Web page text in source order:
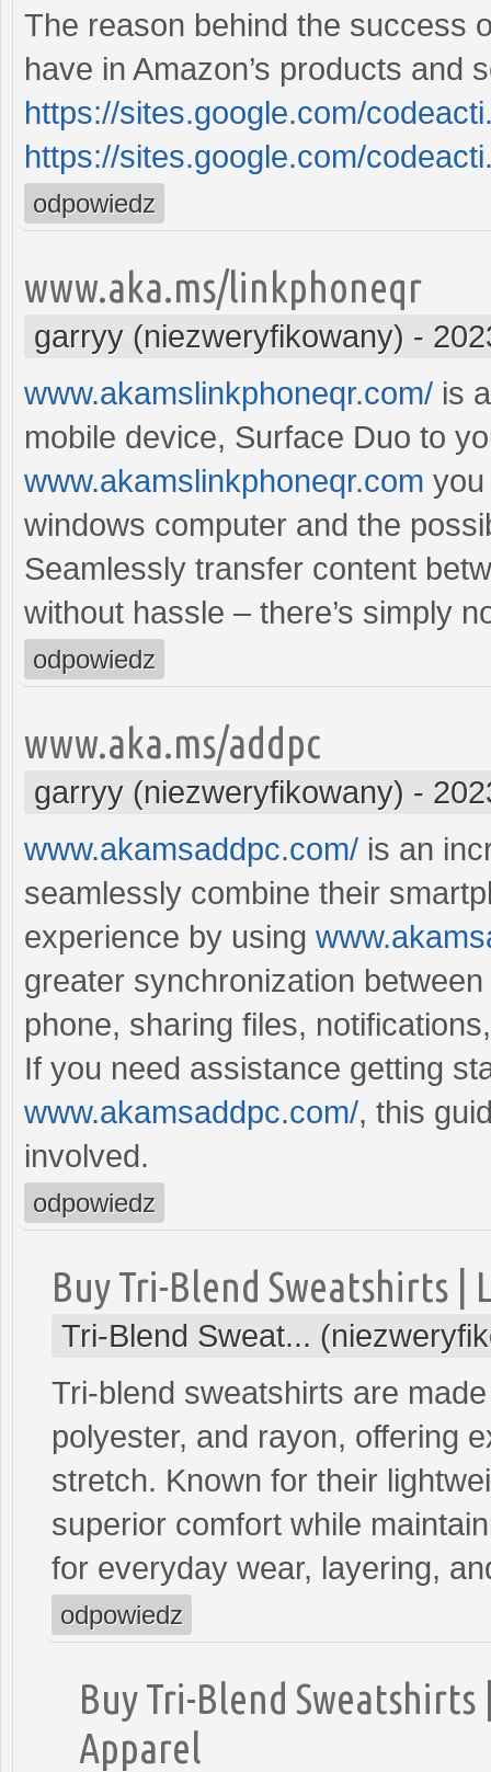
The reason behind the success
have in Amazon’s products and
https://sites.google.com/
https://sites.google.com/
odpowiedz
www.aka.ms/linkphoneqr
garryy (niezweryfikowany) -
www.akamslinkphoneqr.com/ is
mobile device, Surface Duo to
www.akamslinkphoneqr.com
windows computer and the
Seamlessly transfer content
without hassle – there’s simply
odpowiedz
www.aka.ms/addpc
garryy (niezweryfikowany) -
www.akamsaddpc.com/ is an
seamlessly combine their
experience by using
greater synchronization
phone, sharing files,
If you need assistance getting
www.akamsaddpc.com/, this
involved.
odpowiedz
Buy Tri-Blend Sweatshirts
Tri-Blend Sweat...
Tri-blend sweatshirts are
polyester, and rayon, offering
stretch. Known for their
superior comfort while
for everyday wear, layering,
odpowiedz
Buy Tri-Blend
Apparel